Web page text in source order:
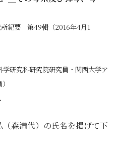
所紀要 第49輯（2016年4月1
学研究科研究院研究員・関西大学ア
森満代）の氏名を掲げて下